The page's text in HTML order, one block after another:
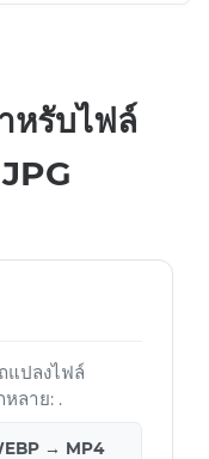
หรับไฟล์
แปลงไฟล์
ลาย: .
→ MP4